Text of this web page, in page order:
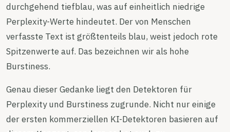
durchgehend tiefblau, was auf einheitlich niedrige
Perplexity-Werte hindeutet. Der von Menschen
verfasste Text ist größtenteils blau, weist jedoch rote
Spitzenwerte auf. Das bezeichnen wir als hohe
Burstiness.
Genau dieser Gedanke liegt den Detektoren für
Perplexity und Burstiness zugrunde. Nicht nur einige
der ersten kommerziellen KI-Detektoren basieren auf